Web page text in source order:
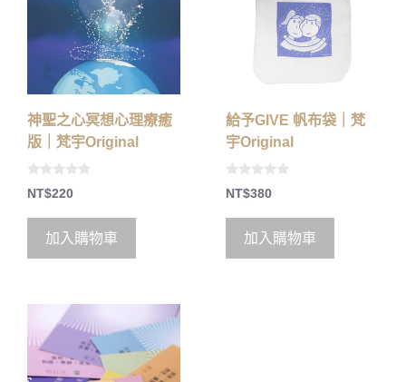
神聖之心冥想心理療癒
版｜梵宇Original
0
o
t
5
NT$220
加入購物車
給予GIVE 帆布袋｜梵
宇Original
0
o
t
5
NT$380
加入購物車